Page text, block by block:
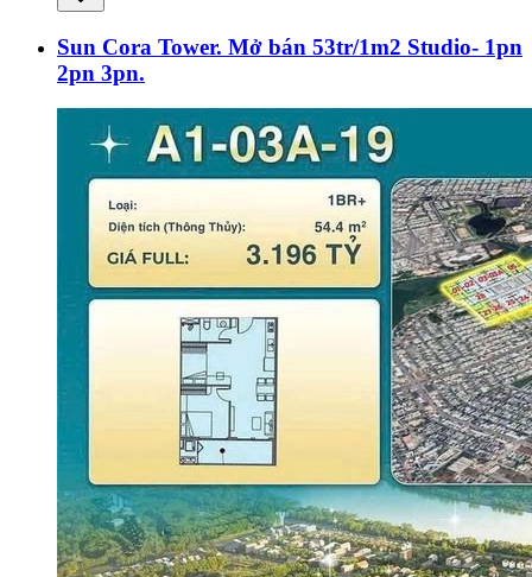
Sun Cora Tower. Mở bán 53tr/1m2 Studio- 1pn
2pn 3pn.